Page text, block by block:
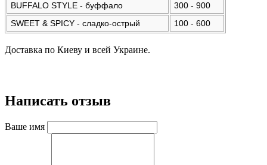
BUFFALO STYLE - буффало
300 - 900
SWEET & SPICY - сладко-острый
100 - 600
Доставка по Киеву и всей Украине.
Написать отзыв
Ваше имя